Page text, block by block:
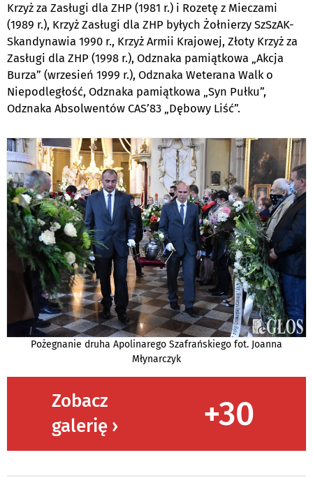
Krzyż za Zasługi dla ZHP (1981 r.) i Rozetę z Mieczami
(1989 r.), Krzyż Zasługi dla ZHP byłych Żołnierzy SzSzAK-
Skandynawia 1990 r., Krzyż Armii Krajowej, Złoty Krzyż za
Zasługi dla ZHP (1998 r.), Odznaka pamiątkowa „Akcja
Burza” (wrzesień 1999 r.), Odznaka Weterana Walk o
Niepodległość, Odznaka pamiątkowa „Syn Pułku”,
Odznaka Absolwentów CAS’83 „Dębowy Liść”.
Pożegnanie druha Apolinarego Szafrańskiego fot. Joanna
Młynarczyk
Zobacz
galerię ›
+30